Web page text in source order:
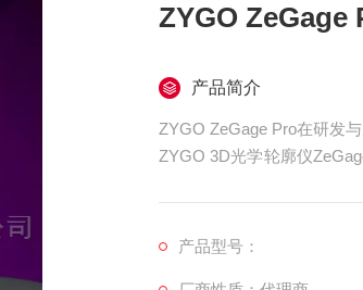
ZYGO ZeGage
产品简介
ZYGO ZeGage Pro在研发
ZYGO 3D光学轮廓仪
产品型号：